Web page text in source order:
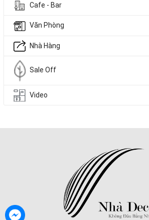
Cafe - Bar
Văn Phòng
Nhà Hàng
Sale Off
Video